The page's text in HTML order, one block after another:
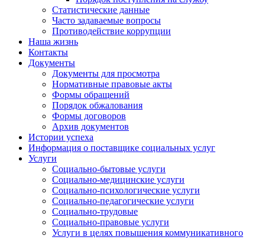
Статистические данные
Часто задаваемые вопросы
Противодействие коррупции
Наша жизнь
Контакты
Документы
Документы для просмотра
Нормативные правовые акты
Формы обращений
Порядок обжалования
Формы договоров
Архив документов
Истории успеха
Информация о поставщике социальных услуг
Услуги
Социально-бытовые услуги
Социально-медицинские услуги
Социально-психологические услуги
Социально-педагогические услуги
Социально-трудовые
Социально-правовые услуги
Услуги в целях повышения коммуникативного